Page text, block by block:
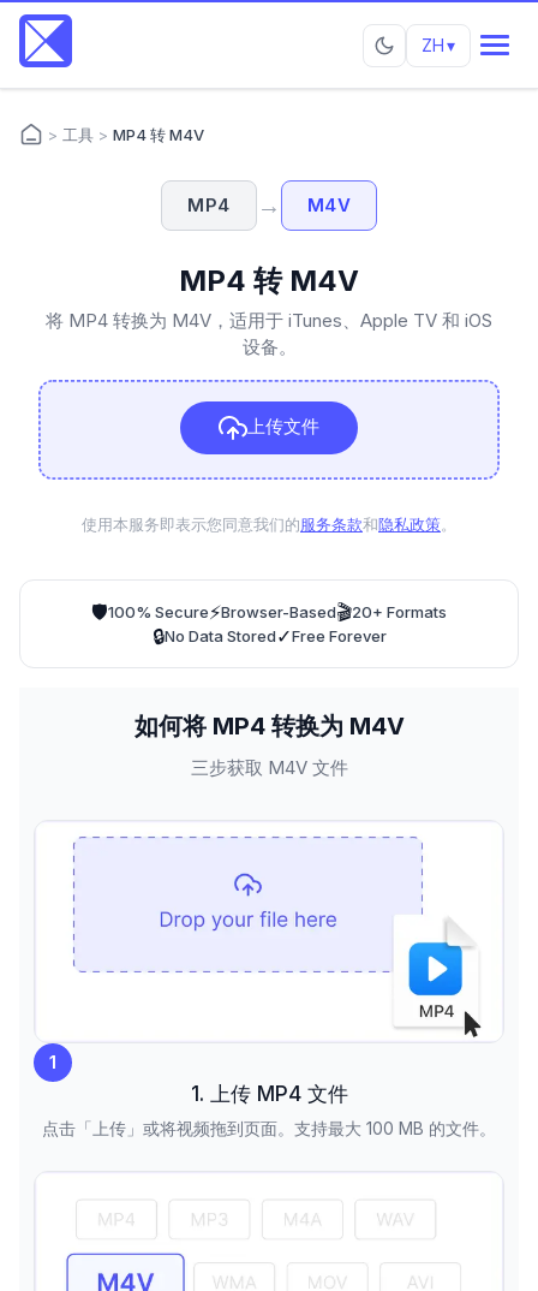
ZH▾
> 工具 > MP4 转 M4V
MP4 → M4V
MP4 转 M4V
将 MP4 转换为 M4V，适用于 iTunes、Apple TV 和 iOS
设备。
上传文件
使用本服务即表示您同意我们的服务条款和隐私政策。
🛡️100% Secure⚡Browser-Based🎬20+ Formats
🔒No Data Stored✓Free Forever
如何将 MP4 转换为 M4V
三步获取 M4V 文件
1
1. 上传 MP4 文件
点击「上传」或将视频拖到页面。支持最大 100 MB 的文件。